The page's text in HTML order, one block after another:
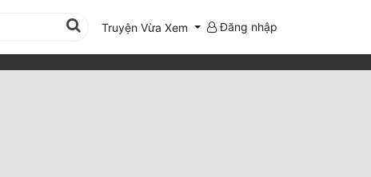
Truyện Vừa Xem Đăng nhập